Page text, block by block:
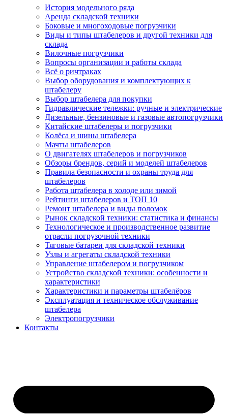
История модельного ряда
Аренда складской техники
Боковые и многоходовые погрузчики
Виды и типы штабелеров и другой техники для
склада
Вилочные погрузчики
Вопросы организации и работы склада
Всё о ричтраках
Выбор оборудования и комплектующих к
штабелеру
Выбор штабелера для покупки
Гидравлические тележки: ручные и электрические
Дизельные, бензиновые и газовые автопогрузчики
Китайские штабелеры и погрузчики
Колёса и шины штабелера
Мачты штабелеров
О двигателях штабелеров и погрузчиков
Обзоры брендов, серий и моделей штабелеров
Правила безопасности и охраны труда для
штабелеров
Работа штабелера в холоде или зимой
Рейтинги штабелеров и ТОП 10
Ремонт штабелера и виды поломок
Рынок складской техники: статистика и финансы
Технологическое и производственное развитие
отрасли погрузочной техники
Тяговые батареи для складской техники
Узлы и агрегаты складской техники
Управление штабелером и погрузчиком
Устройство складской техники: особенности и
характеристики
Характеристики и параметры штабелёров
Эксплуатация и техническое обслуживание
штабелера
Электропогрузчики
Контакты